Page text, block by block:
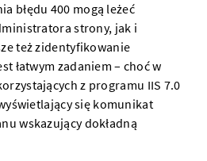
błędu 400 mogą leżeć
strony, jak i
też zidentyfikowanie
łatwym zadaniem – choć w
z programu IIS 7.0
się komunikat
wskazujący dokładną